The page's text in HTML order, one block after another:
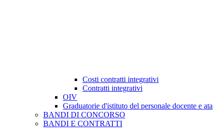
Costi contratti integrativi
Contratti integrativi
OIV
Graduatorie d'istituto del personale docente e ata
BANDI DI CONCORSO
BANDI E CONTRATTI